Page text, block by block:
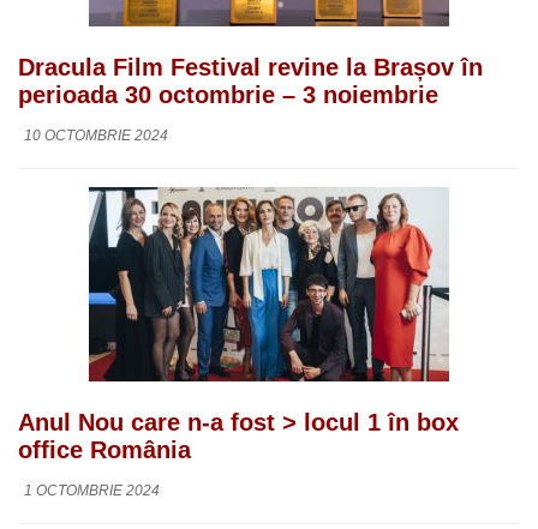
Dracula Film Festival revine la Brașov în
perioada 30 octombrie – 3 noiembrie
10 OCTOMBRIE 2024
Anul Nou care n-a fost > locul 1 în box
office România
1 OCTOMBRIE 2024